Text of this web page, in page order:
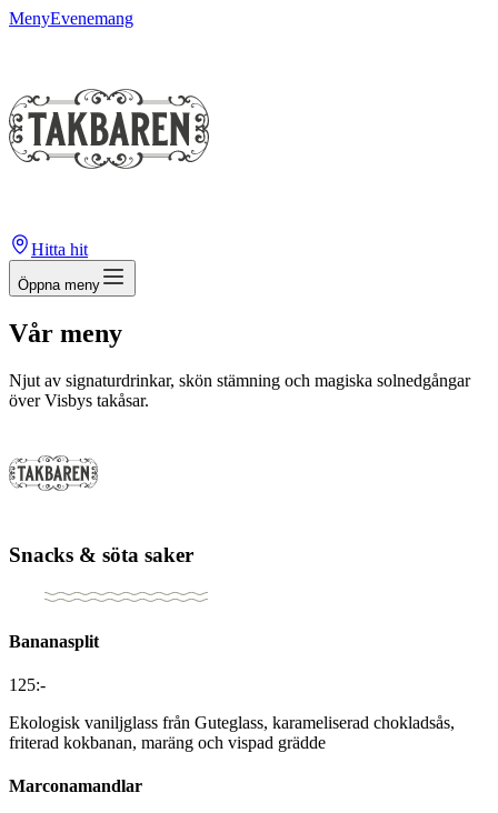
MenyEvenemang
Hitta hit
Öppna meny
Vår meny
Njut av signaturdrinkar, skön stämning och magiska solnedgångar
över Visbys takåsar.
Snacks & söta saker
Bananasplit
125:-
Ekologisk vaniljglass från Guteglass, karameliserad chokladsås,
friterad kokbanan, maräng och vispad grädde
Marconamandlar